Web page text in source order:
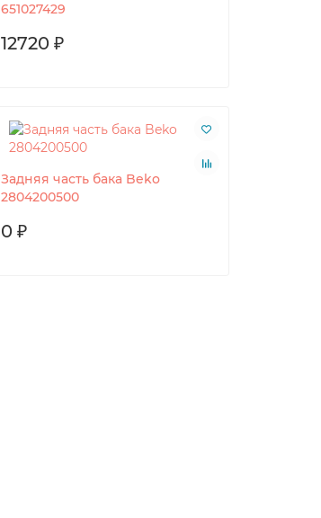
651027429
12720 ₽
Задняя часть бака Beko
2804200500
0 ₽